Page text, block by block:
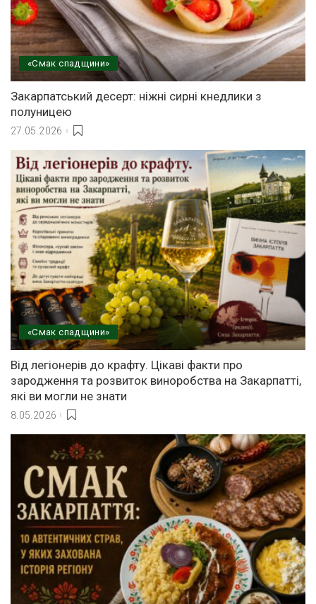
«Смак спадщини»
Закарпатський десерт: ніжні сирні кнедлики з
полуницею
27.05.2026
«Смак спадщини»
Від легіонерів до крафту. Цікаві факти про
зародження та розвиток виноробства на Закарпатті,
які ви могли не знати
8.05.2026